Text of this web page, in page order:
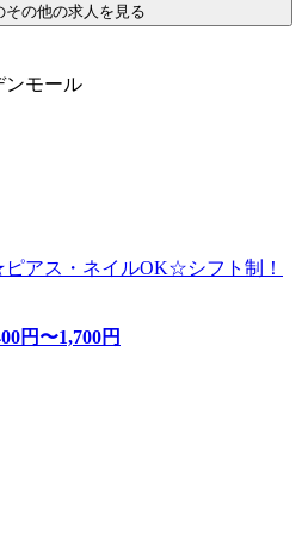
その他の求人を見る
ンモール
アス・ネイルOK☆シフト制！
円〜1,700円